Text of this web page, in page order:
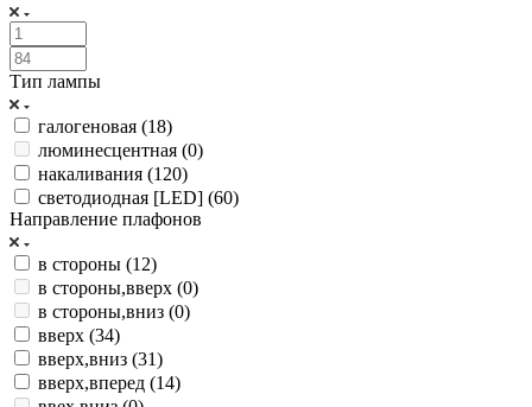
Тип лампы
галогеновая (18)
люминесцентная (0)
накаливания (120)
светодиодная [LED] (60)
Направление плафонов
в стороны (12)
в стороны,вверх (0)
в стороны,вниз (0)
вверх (34)
вверх,вниз (31)
вверх,вперед (14)